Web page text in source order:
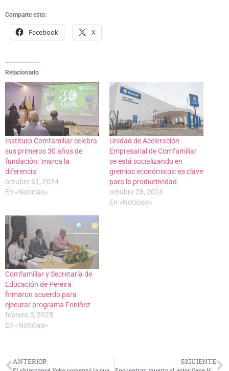
Comparte esto:
Facebook X
Relacionado
Instituto Comfamiliar celebra
sus primeros 30 años de
fundación: ‘marca la
diferencia’
octubre 31, 2024
En «Noticias»
Unidad de Aceleración
Empresarial de Comfamiliar
se está socializando en
gremios económicos: es clave
para la productividad
octubre 28, 2024
En «Noticias»
Comfamiliar y Secretaría de
Educación de Pereira
firmaron acuerdo para
ejecutar programa Foniñez
febrero 5, 2025
En «Noticias»
ANTERIOR SIGUIENTE